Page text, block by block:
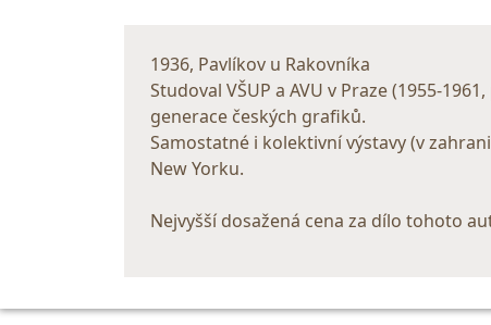
1936, Pavlíkov u Rakovníka
Studoval VŠUP a AVU v Praze (1955-
generace českých grafiků.
Samostatné i kolektivní výstavy (v
New Yorku.
Nejvyšší dosažená cena za dílo tohoto